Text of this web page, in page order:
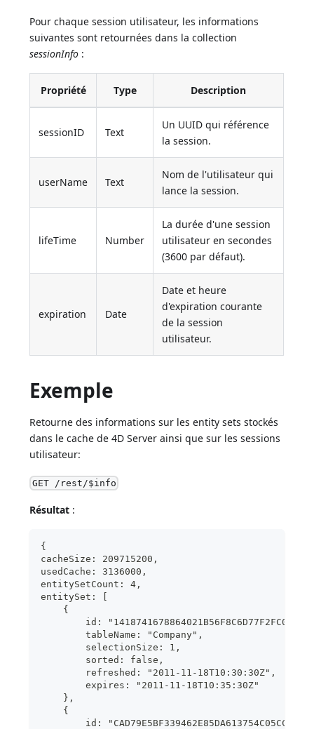
Pour chaque session utilisateur, les informations
suivantes sont retournées dans la collection
sessionInfo :
Propriété Type Description
sessionID Text
Un UUID qui référence
la session.
userName Text
Nom de l'utilisateur qui
lance la session.
lifeTime Number
La durée d'une session
utilisateur en secondes
(3600 par défaut).
expiration Date
Date et heure
d'expiration courante
de la session
utilisateur.
Exemple
Retourne des informations sur les entity sets stockés
dans le cache de 4D Server ainsi que sur les sessions
utilisateur:
GET /rest/$info
Résultat :
{
cacheSize: 209715200,
usedCache: 3136000,
entitySetCount: 4,
entitySet: [
    {
        id: "1418741678864021B56F8C6D77F2FC06",
        tableName: "Company",
        selectionSize: 1,
        sorted: false,
        refreshed: "2011-11-18T10:30:30Z",
        expires: "2011-11-18T10:35:30Z"
    },
    {
        id: "CAD79E5BF339462E85DA613754C05CC0",